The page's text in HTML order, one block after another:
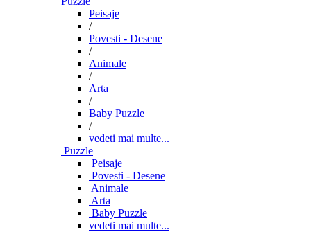
Peisaje
/
Povesti - Desene
/
Animale
/
Arta
/
Baby Puzzle
/
vedeti mai multe...
Puzzle
Peisaje
Povesti - Desene
Animale
Arta
Baby Puzzle
vedeti mai multe...